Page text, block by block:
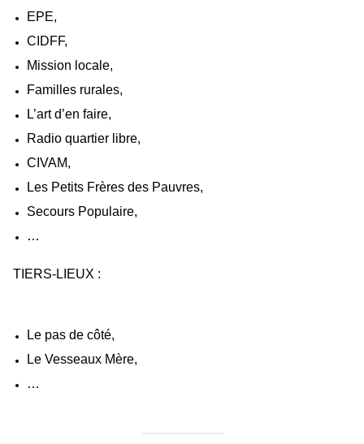
EPE,
CIDFF,
Mission locale,
Familles rurales,
L’art d’en faire,
Radio quartier libre,
CIVAM,
Les Petits Frères des Pauvres,
Secours Populaire,
…
TIERS-LIEUX :
Le pas de côté,
Le Vesseaux Mère,
…